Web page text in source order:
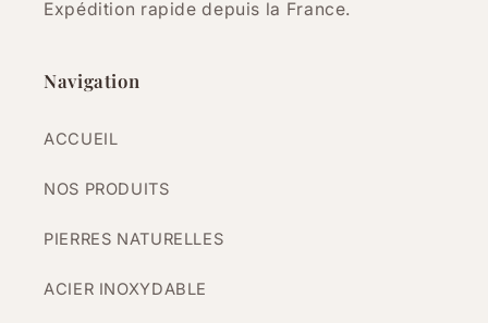
Expédition rapide depuis la France.
Navigation
ACCUEIL
NOS PRODUITS
PIERRES NATURELLES
ACIER INOXYDABLE